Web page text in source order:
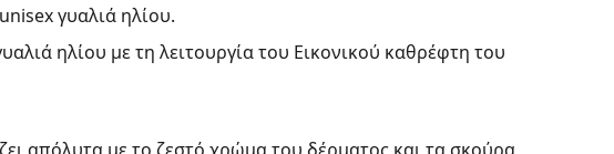
γυαλιά ηλίου.
ηλίου με τη λειτουργία του Εικονικού καθρέφτη του